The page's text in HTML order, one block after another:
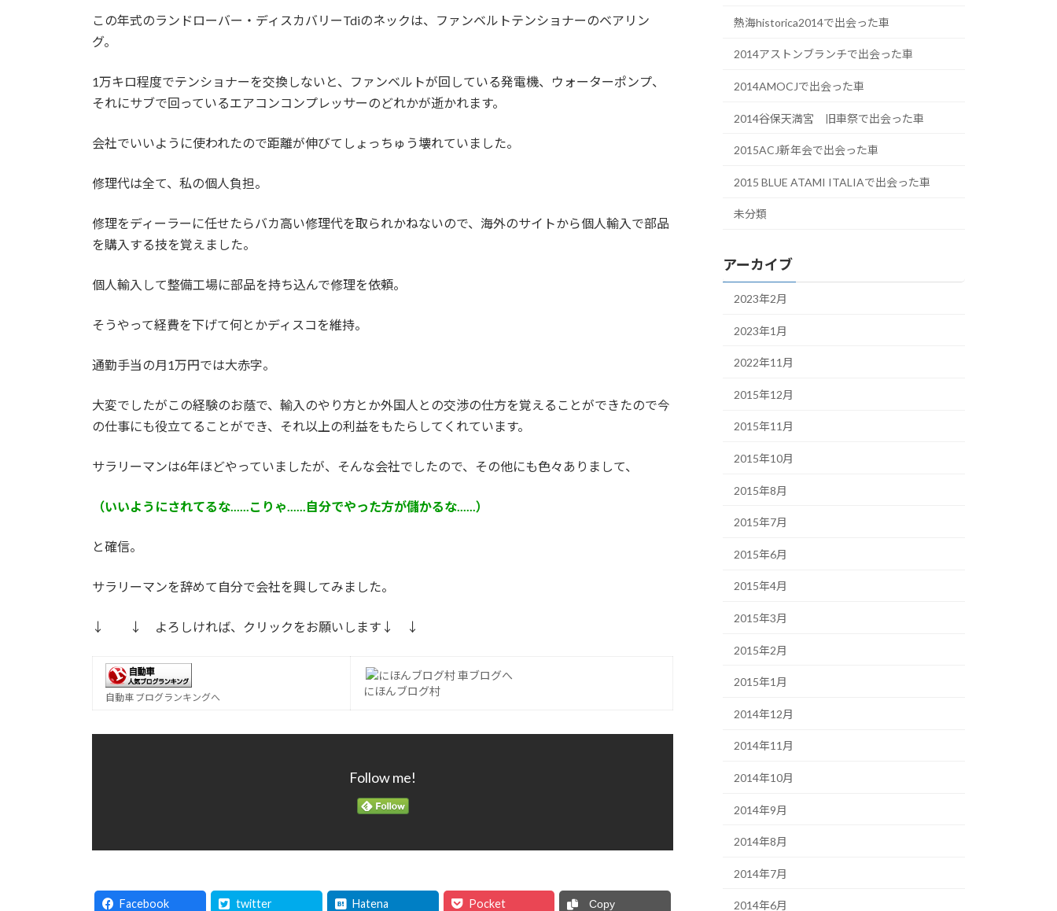
この年式のランドローバー・ディスカバリーTdiのネックは、ファンベルトテンショナーのベアリン
グ。
1万キロ程度でテンショナーを交換しないと、ファンベルトが回している発電機、ウォーターポンプ、
それにサブで回っているエアコンコンプレッサーのどれかが逝かれます。
会社でいいように使われたので距離が伸びてしょっちゅう壊れていました。
修理代は全て、私の個人負担。
修理をディーラーに任せたらバカ高い修理代を取られかねないので、海外のサイトから個人輸入で部品
を購入する技を覚えました。
個人輸入して整備工場に部品を持ち込んで修理を依頼。
そうやって経費を下げて何とかディスコを維持。
通勤手当の月1万円では大赤字。
大変でしたがこの経験のお蔭で、輸入のやり方とか外国人との交渉の仕方を覚えることができたので今
の仕事にも役立てることができ、それ以上の利益をもたらしてくれています。
サラリーマンは6年ほどやっていましたが、そんな会社でしたので、その他にも色々ありまして、
（いいようにされてるな......こりゃ......自分でやった方が儲かるな......）
と確信。
サラリーマンを辞めて自分で会社を興してみました。
↓ ↓ よろしければ、クリックをお願いします↓ ↓
自動車 ブログランキングへ にほんブログ村
Follow me!
Facebook twitter Hatena Pocket Copy
熱海historica2014で出会った車
2014アストンブランチで出会った車
2014AMOCJで出会った車
2014谷保天満宮 旧車祭で出会った車
2015ACJ新年会で出会った車
2015 BLUE ATAMI ITALIAで出会った車
未分類
アーカイブ
2023年2月
2023年1月
2022年11月
2015年12月
2015年11月
2015年10月
2015年8月
2015年7月
2015年6月
2015年4月
2015年3月
2015年2月
2015年1月
2014年12月
2014年11月
2014年10月
2014年9月
2014年8月
2014年7月
2014年6月